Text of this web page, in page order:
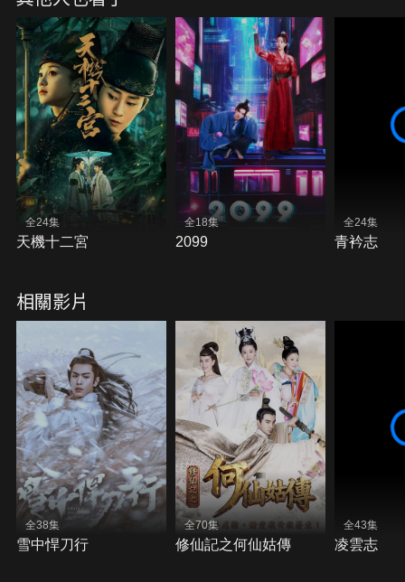
全24集
天機十二宮
全18集
2099
全24集
青衿志
相關影片
全38集
雪中悍刀行
全70集
修仙記之何仙姑傳
全43集
凌雲志